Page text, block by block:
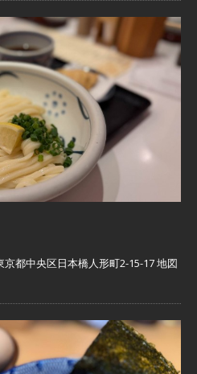
都中央区日本橋人形町2-15-17 地図